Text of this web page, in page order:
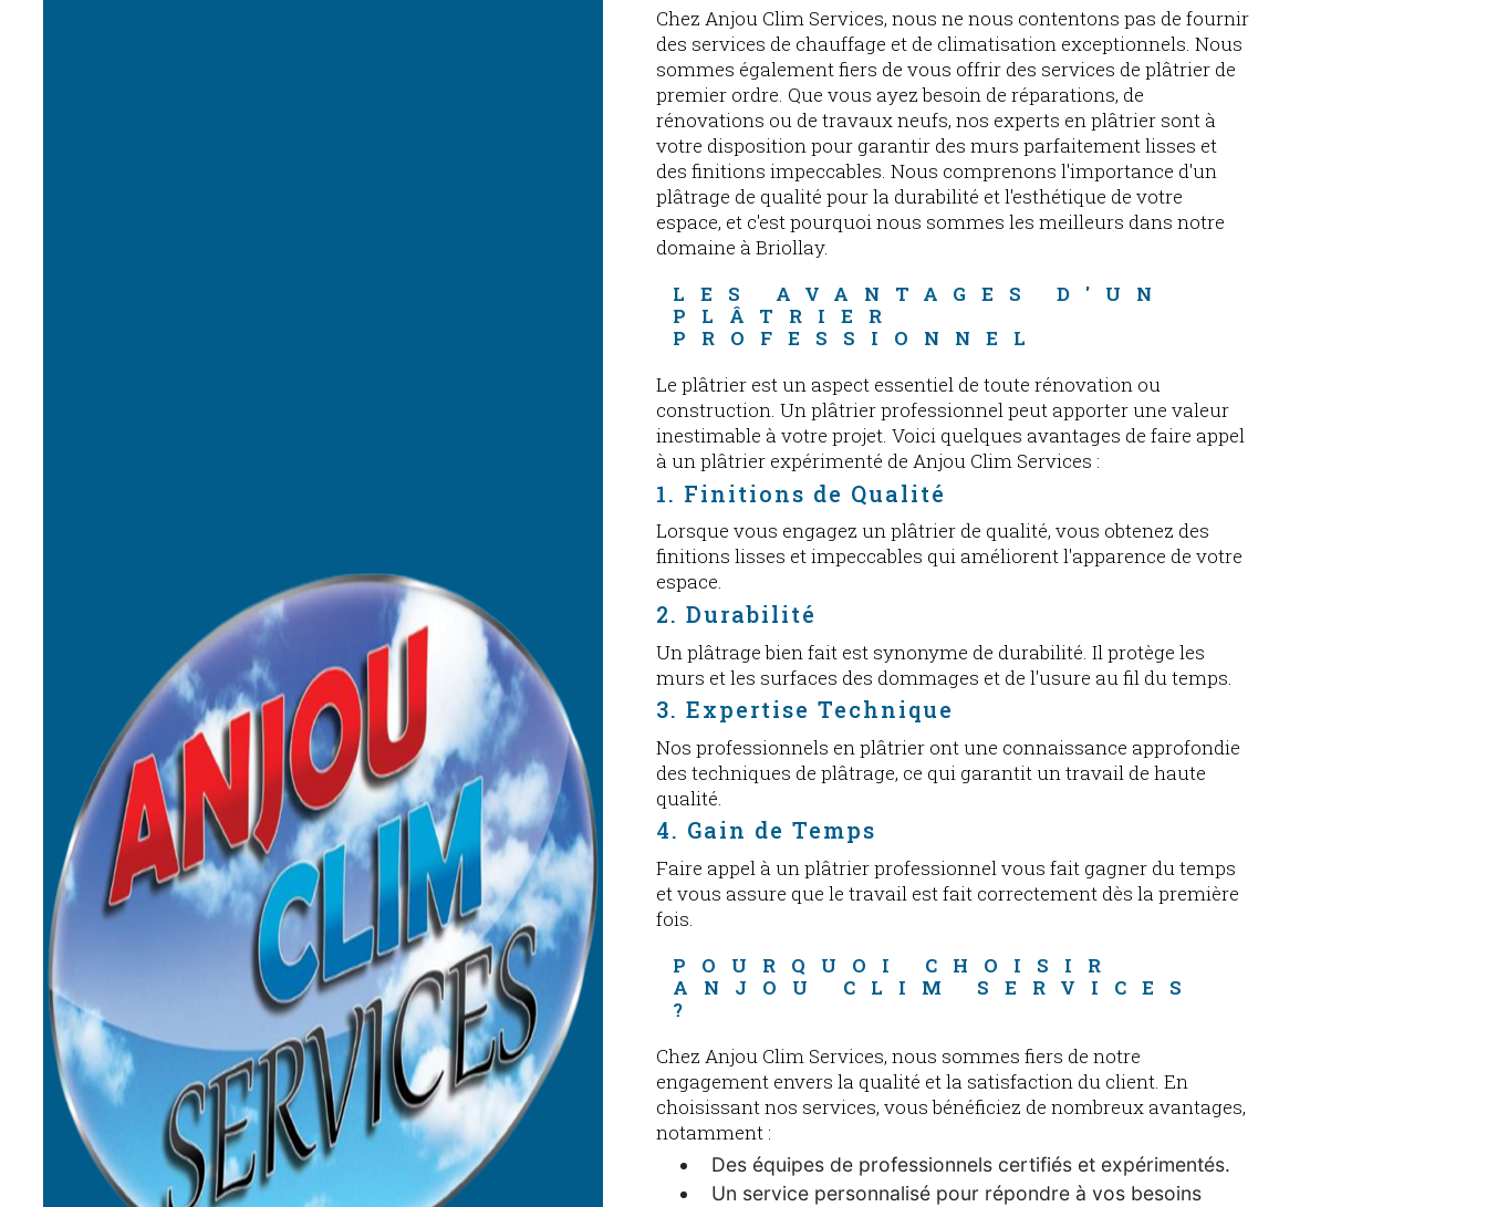
Chez Anjou Clim Services, nous ne nous contentons pas de fournir
des services de chauffage et de climatisation exceptionnels. Nous
sommes également fiers de vous offrir des services de plâtrier de
premier ordre. Que vous ayez besoin de réparations, de
rénovations ou de travaux neufs, nos experts en plâtrier sont à
votre disposition pour garantir des murs parfaitement lisses et
des finitions impeccables. Nous comprenons l'importance d'un
plâtrage de qualité pour la durabilité et l'esthétique de votre
espace, et c'est pourquoi nous sommes les meilleurs dans notre
domaine à Briollay.
LES AVANTAGES D'UN
PLÂTRIER
PROFESSIONNEL
Le plâtrier est un aspect essentiel de toute rénovation ou
construction. Un plâtrier professionnel peut apporter une valeur
inestimable à votre projet. Voici quelques avantages de faire appel
à un plâtrier expérimenté de Anjou Clim Services :
1. Finitions de Qualité
Lorsque vous engagez un plâtrier de qualité, vous obtenez des
finitions lisses et impeccables qui améliorent l'apparence de votre
espace.
2. Durabilité
Un plâtrage bien fait est synonyme de durabilité. Il protège les
murs et les surfaces des dommages et de l'usure au fil du temps.
3. Expertise Technique
Nos professionnels en plâtrier ont une connaissance approfondie
des techniques de plâtrage, ce qui garantit un travail de haute
qualité.
4. Gain de Temps
Faire appel à un plâtrier professionnel vous fait gagner du temps
et vous assure que le travail est fait correctement dès la première
fois.
POURQUOI CHOISIR
ANJOU CLIM SERVICES
?
Chez Anjou Clim Services, nous sommes fiers de notre
engagement envers la qualité et la satisfaction du client. En
choisissant nos services, vous bénéficiez de nombreux avantages,
notamment :
Des équipes de professionnels certifiés et expérimentés.
Un service personnalisé pour répondre à vos besoins